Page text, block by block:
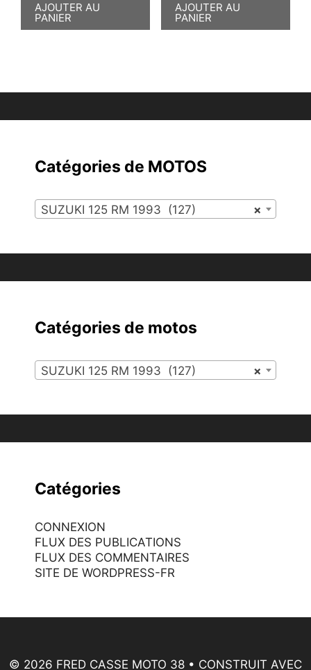
AJOUTER AU
PANIER
AJOUTER AU
PANIER
Catégories de MOTOS
×
SUZUKI 125 RM 1993 (127)
Catégories de motos
×
SUZUKI 125 RM 1993 (127)
Catégories
CONNEXION
FLUX DES PUBLICATIONS
FLUX DES COMMENTAIRES
SITE DE WORDPRESS-FR
© 2026 FRED CASSE MOTO 38 • CONSTRUIT AVEC